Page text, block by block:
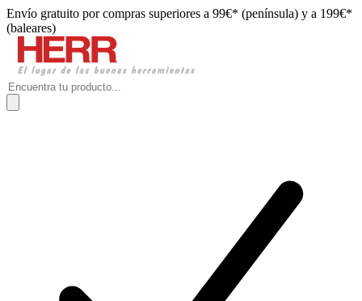
Envío gratuito por compras superiores a 99€* (península) y a 199€*
(baleares)